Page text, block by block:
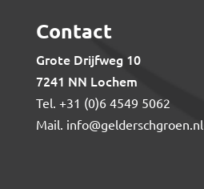
Contact
Grote Drijfweg 10
7241 NN Lochem
Tel. +31 (0)6 4549 5062
Mail. info@gelderschgroen.nl